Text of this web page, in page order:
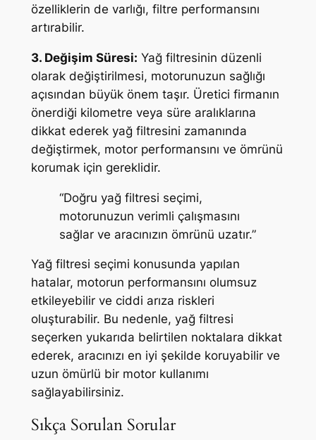
özelliklerin de varlığı, filtre performansını
artırabilir.
3. Değişim Süresi: Yağ filtresinin düzenli
olarak değiştirilmesi, motorunuzun sağlığı
açısından büyük önem taşır. Üretici firmanın
önerdiği kilometre veya süre aralıklarına
dikkat ederek yağ filtresini zamanında
değiştirmek, motor performansını ve ömrünü
korumak için gereklidir.
“Doğru yağ filtresi seçimi,
motorunuzun verimli çalışmasını
sağlar ve aracınızın ömrünü uzatır.”
Yağ filtresi seçimi konusunda yapılan
hatalar, motorun performansını olumsuz
etkileyebilir ve ciddi arıza riskleri
oluşturabilir. Bu nedenle, yağ filtresi
seçerken yukarıda belirtilen noktalara dikkat
ederek, aracınızı en iyi şekilde koruyabilir ve
uzun ömürlü bir motor kullanımı
sağlayabilirsiniz.
Sıkça Sorulan Sorular